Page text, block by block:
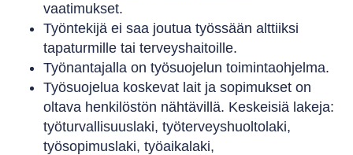
vaatimukset.
Työntekijä ei saa joutua työssään alttiiksi
tapaturmille tai terveyshaitoille.
Työnantajalla on työsuojelun toimintaohjelma.
Työsuojelua koskevat lait ja sopimukset on
oltava henkilöstön nähtävillä. Keskeisiä lakeja:
työturvallisuuslaki, työterveyshuoltolaki,
työsopimuslaki, työaikalaki,